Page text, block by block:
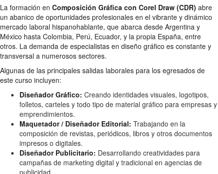
La formación en Composición Gráfica con Corel Draw (CDR) abre
un abanico de oportunidades profesionales en el vibrante y dinámico
mercado laboral hispanohablante, que abarca desde Argentina y
México hasta Colombia, Perú, Ecuador, y la propia España, entre
otros. La demanda de especialistas en diseño gráfico es constante y
transversal a numerosos sectores.
Algunas de las principales salidas laborales para los egresados de
este curso incluyen:
Diseñador Gráfico: Creando identidades visuales, logotipos,
folletos, carteles y todo tipo de material gráfico para empresas y
emprendimientos.
Maquetador / Diseñador Editorial: Trabajando en la
composición de revistas, periódicos, libros y otros documentos
impresos o digitales.
Diseñador Publicitario: Desarrollando creatividades para
campañas de marketing digital y tradicional en agencias de
publicidad.